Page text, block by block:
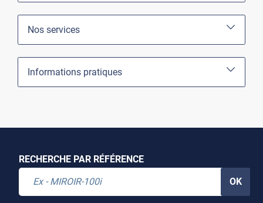
Nos services
Informations pratiques
RECHERCHE PAR RÉFÉRENCE
OK